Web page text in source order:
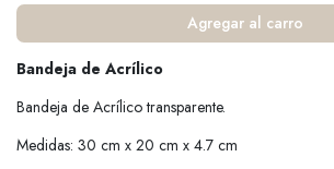
Agregar al carro
Bandeja de Acrílico
Bandeja de Acrílico transparente.
Medidas: 30 cm x 20 cm x 4.7 cm